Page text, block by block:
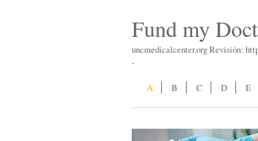
Fund my
uncmedicalcenter.org Revisión:
-
A B C D E